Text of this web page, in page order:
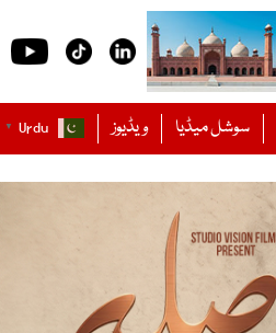
سوشل میڈیا ویڈیوز Urdu
▼